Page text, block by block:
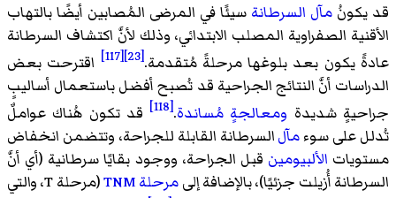
قد يكونُ مآل السرطانة سيئًا في المرضى المُصابين أيضًا بالتهاب
الأقنية الصفراوية المصلب الابتدائي، وذلك لأنَّ اكتشاف السرطانة
عادةً يكون بعد بلوغها مرحلةً مُتقدمة.[23]
[117]
اقترحت بعض
الدراسات أنَّ النتائج الجراحية قد تُصبح أفضل باستعمال أساليبٍ
جراحيةٍ شديدة ومعالجةٍ مُساندة.
[118]
قد تكون هُناك عواملٌ
تُدلل على سوءمآلالسرطانة القابلة للجراحة، وتتضمن انخفاض
مستويات الألبيومين قبل الجراحة، ووجود بقايًا سرطانية (أي أنَّ
السرطانة أُزيلت جزئيًا)، بالإضافة إلىمرحلة TNM (مرحلة T، والتي